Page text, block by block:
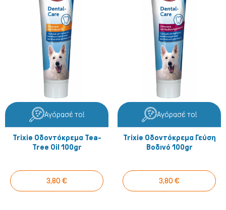
Γάτα
Αγόρασέ το!
Trixie Οδοντόκρεμα Tea-
Tree Oil 100gr
3,80 €
Αγόρασέ το!
Trixie Οδοντόκρεμα Γεύση
Βοδινό 100gr
3,80 €